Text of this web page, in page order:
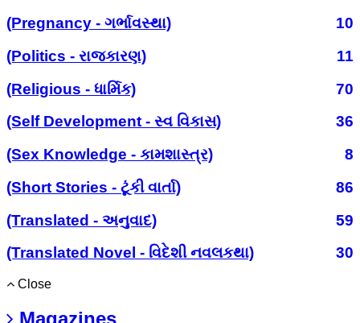
(Pregnancy - ગર્ભાવસ્થા)
10
(Politics - રાજકારણ)
11
(Religious - ધાર્મિક)
70
(Self Development - સ્વ વિકાસ)
36
(Sex Knowledge - કામશાસ્ત્ર)
8
(Short Stories - ટૂંકી વાર્તા)
86
(Translated - અનુવાદ)
59
(Translated Novel - વિદેશી નવલકથા)
30
Close
Magazines